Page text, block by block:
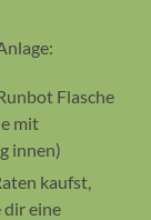
Flasche
mit
innen)
kaufst,
dir eine